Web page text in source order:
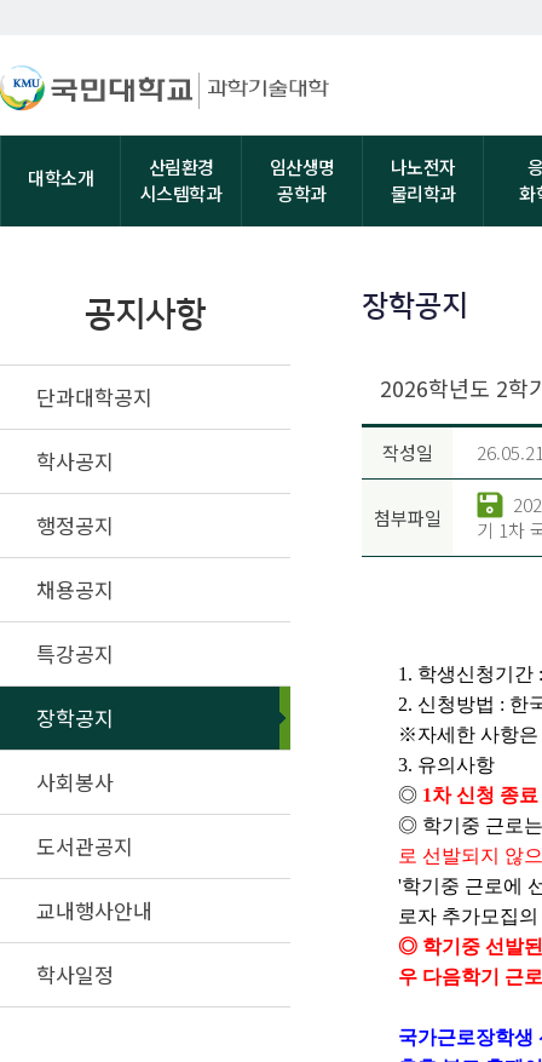
대학소개
산림환경
시스템학과
임산생명
공학과
나노전자
물리학과
화
공지사항
단과대학공지
학사공지
행정공지
채용공지
특강공지
장학공지
사회봉사
도서관공지
교내행사안내
학사일정
장학공지
2026학년도 2학
작성일
첨부파일
기 1차
1. 학생신청기간
2. 신청방법 : 한
※자세한 사항은
3. 유의사항
◎ 1차 신청 종
◎ 학기중 근로
로 선발되지 않
'학기중 근로에
로자 추가모집
◎ 학기중 선발
우 다음학기 근
국가근로장학생